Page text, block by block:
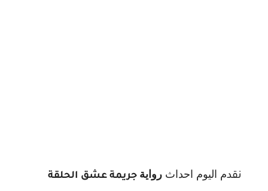
نقدم اليوم احداث ر واية جريمة عشق الحلقة